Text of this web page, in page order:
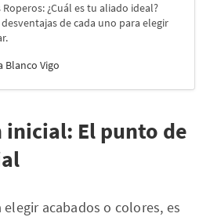
¿Cuál es tu aliado ideal?
de cada uno para elegir
Blanco Vigo
El punto de
acabados o colores, es